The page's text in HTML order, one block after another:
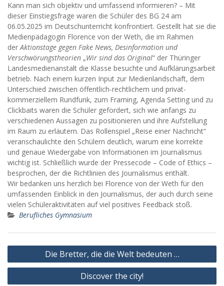
Kann man sich objektiv und umfassend informieren? – Mit
dieser Einstiegsfrage waren die Schüler des BG 24 am
06.05.2025 im Deutschunterricht konfrontiert. Gestellt hat sie die
Medienpädagogin Florence von der Weth, die im Rahmen
derAktionstage gegen Fake News, Desinformation und
Verschwörungstheorien „Wir sind das Original“ der Thüringer
Landesmedienanstalt die Klasse besuchte und Aufklärungsarbeit
betrieb. Nach einem kurzen Input zur Medienlandschaft, dem
Unterschied zwischen öffentlich-rechtlichem und privat-
kommerziellem Rundfunk, zum Framing, Agenda Setting und zu
Clickbaits waren die Schüler gefordert, sich wie anfangs zu
verschiedenen Aussagen zu positionieren und ihre Aufstellung
im Raum zu erläutern. Das Rollenspiel „Reise einer Nachricht“
veranschaulichte den Schülern deutlich, warum eine korrekte
und genaue Wiedergabe von Informationen im Journalismus
wichtig ist. Schließlich wurde der Pressecode – Code of Ethics –
besprochen, der die Richtlinien des Journalismus enthält.
Wir bedanken uns herzlich bei Florence von der Weth für den
umfassenden Einblick in den Journalismus, der auch durch seine
vielen Schüleraktivitäten auf viel positives Feedback stoß.
Berufliches Gymnasium
Beitragsnavigation
Die Bretter, die die Welt bedeuten …
Discover the city!